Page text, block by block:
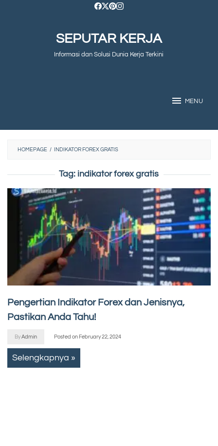
SEPUTAR KERJA
Informasi dan Solusi Dunia Kerja Terkini
MENU
HOMEPAGE / INDIKATOR FOREX GRATIS
Tag: indikator forex gratis
Pengertian Indikator Forex dan Jenisnya,
Pastikan Anda Tahu!
ByAdmin Posted on February 22, 2024
Selengkapnya »